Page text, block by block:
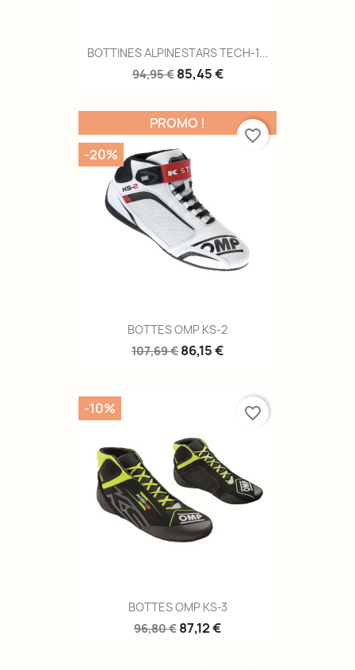
BOTTINES ALPINESTARS TECH-1...
94,95 € 85,45 €
BOTTES OMP KS-2
107,69 € 86,15 €
PROMO !
-20%
favorite_border
BOTTES OMP KS-3
96,80 € 87,12 €
-10% favorite_border